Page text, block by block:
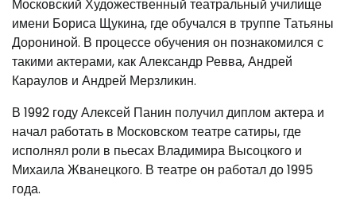
Московский Художественный театральный училище
имени Бориса Щукина, где обучался в труппе Татьяны
Дорониной. В процессе обучения он познакомился с
такими актерами, как Александр Ревва, Андрей
Караулов и Андрей Мерзликин.
В 1992 году Алексей Панин получил диплом актера и
начал работать в Московском театре сатиры, где
исполнял роли в пьесах Владимира Высоцкого и
Михаила Жванецкого. В театре он работал до 1995
года.